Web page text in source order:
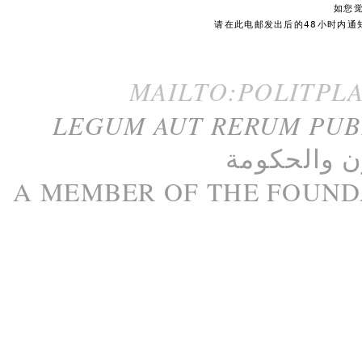
如您
请在此电邮发出后的48小时内通
LEGUM AUT RERUM
والحكومة
A MEMBER OF THE